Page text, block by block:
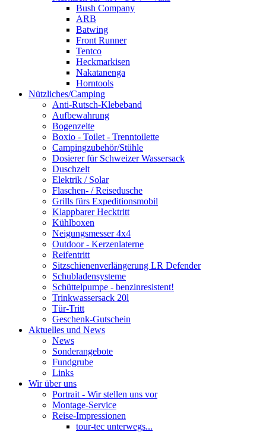
Bush Company
ARB
Batwing
Front Runner
Tentco
Heckmarkisen
Nakatanenga
Horntools
Nützliches/Camping
Anti-Rutsch-Klebeband
Aufbewahrung
Bogenzelte
Boxio - Toilet - Trenntoilette
Campingzubehör/Stühle
Dosierer für Schweizer Wassersack
Duschzelt
Elektrik / Solar
Flaschen- / Reisedusche
Grills fürs Expeditionsmobil
Klappbarer Hecktritt
Kühlboxen
Neigungsmesser 4x4
Outdoor - Kerzenlaterne
Reifentritt
Sitzschienenverlängerung LR Defender
Schubladensysteme
Schüttelpumpe - benzinresistent!
Trinkwassersack 20l
Tür-Tritt
Geschenk-Gutschein
Aktuelles und News
News
Sonderangebote
Fundgrube
Links
Wir über uns
Portrait - Wir stellen uns vor
Montage-Service
Reise-Impressionen
tour-tec unterwegs...